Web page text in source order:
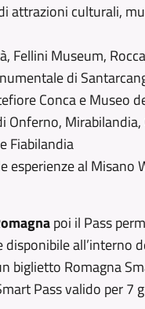
attrazioni culturali,
Fellini Museum,
di
Conca e Museo
Onferno,
Fiabilandia
esperienze al
poi il Pass
all’interno
biglietto Romagna
Pass valido per 7